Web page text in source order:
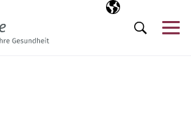
Ausgewählte
DE
Suche